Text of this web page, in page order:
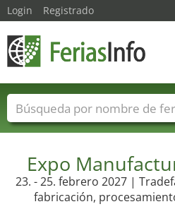
Expo
23. - 25. febrero 2027 |
fabricación,
Login Registrado
Nombres de ferias Países
Sectores de proveedor de